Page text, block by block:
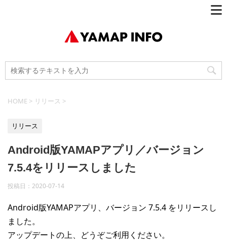
HOME > リリース >
リリース
Android版YAMAPアプリ／バージョン
7.5.4をリリースしました
投稿日： 2020-07-14
Android版YAMAPアプリ、バージョン 7.5.4 をリリースし
ました。
アップデートの上、どうぞご利用ください。